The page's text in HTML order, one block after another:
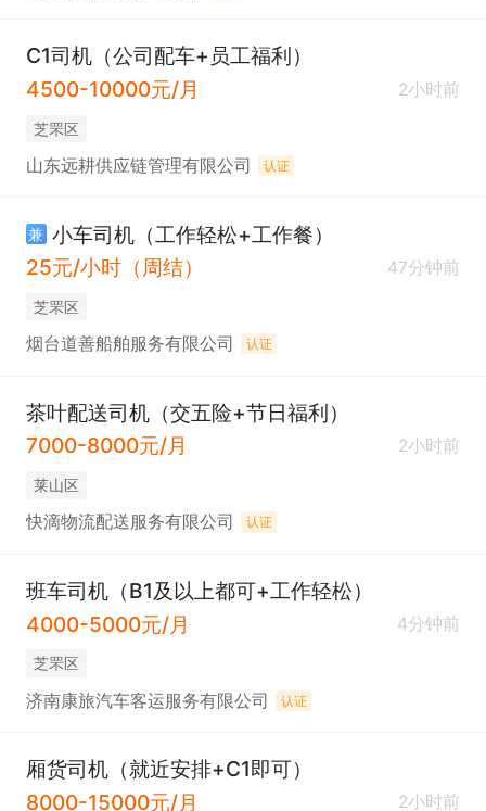
C1司机（公司配车+员工福利）
4500-10000元/月
2小时前
芝罘区
山东远耕供应链管理有限公司 认证
兼 小车司机（工作轻松+工作餐）
25元/小时（周结）
47分钟前
芝罘区
烟台道善船舶服务有限公司 认证
茶叶配送司机（交五险+节日福利）
7000-8000元/月
2小时前
莱山区
快滴物流配送服务有限公司 认证
班车司机（B1及以上都可+工作轻松）
4000-5000元/月
4分钟前
芝罘区
济南康旅汽车客运服务有限公司 认证
厢货司机（就近安排+C1即可）
8000-15000元/月
2小时前